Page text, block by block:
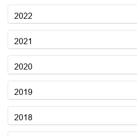
2022
2021
2020
2019
2018